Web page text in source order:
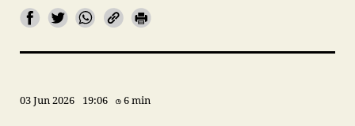
03 Jun 2026 19:06 6 min